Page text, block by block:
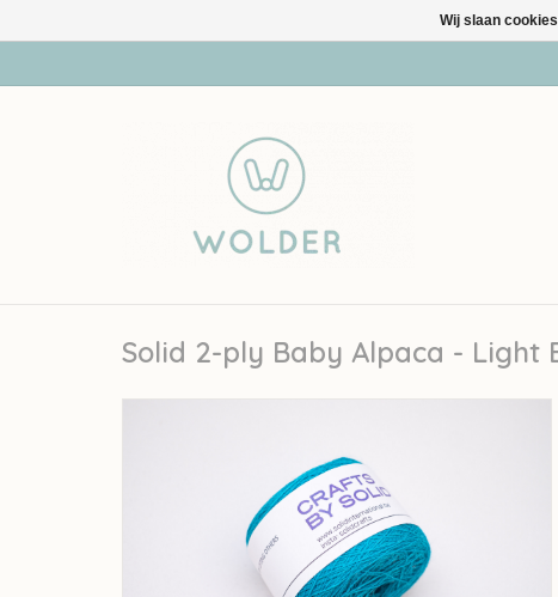
Solid 2-ply Baby Alpaca - Light
Wij slaan